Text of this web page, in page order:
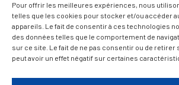
Pour offrir les meilleures expériences, nous
telles que les cookies pour stocker et/ou accéder
appareils. Le fait de consentir à ces technologies
des données telles que le comportement de
sur ce site. Le fait de ne pas consentir ou de
peut avoir un effet négatif sur certaines
—